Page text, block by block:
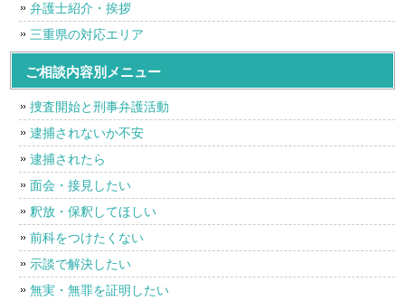
弁護士紹介・挨拶
三重県の対応エリア
ご相談内容別メニュー
捜査開始と刑事弁護活動
逮捕されないか不安
逮捕されたら
面会・接見したい
釈放・保釈してほしい
前科をつけたくない
示談で解決したい
無実・無罪を証明したい